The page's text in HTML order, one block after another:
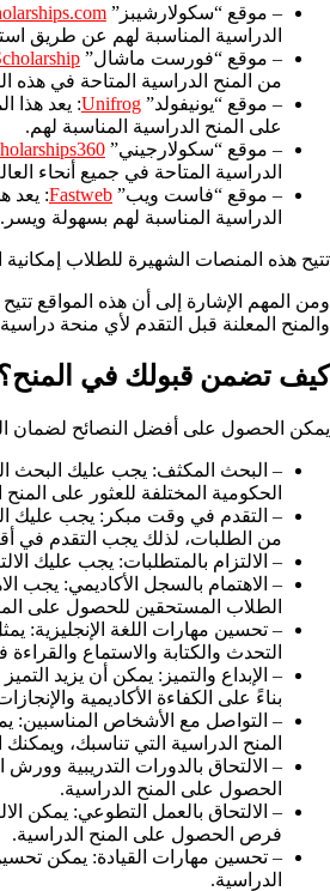
– موقع “سكولارشيبز”
الدراسية المناسبة لهم عن طريق
– موقع “فورست ماشال”
من المنح الدراسية المتاحة في هذه
– موقع “يونيفولد” Unifrog: يعد هذا
على المنح الدراسية المناسبة لهم.
– موقع “سكولارجيني”
الدراسية المتاحة في جميع أنحاء
– موقع “فاست ويب” Fastweb: يعد
الدراسية المناسبة لهم بسهولة ويسر.
تتيح هذه المنصات الشهيرة للطلاب
ومن المهم الإشارة إلى أن هذه المواقع
والمنح المعلنة قبل التقدم لأي منحة
كيف تضمن قبولك في
يمكن الحصول على أفضل النصائح لضمان
– البحث المكثف: يجب عليك البحث
الحكومية المختلفة للعثور على
– التقدم في وقت مبكر: يجب عليك
من الطلبات، لذلك يجب التقدم
– الالتزام بالمتطلبات: يجب عليك
– الاهتمام بالسجل الأكاديمي: يجب
الطلاب المستحقين للحصول على
– تحسين مهارات اللغة الإنجليزية:
التحدث والكتابة والاستماع والقراءة
– الإبداع والتميز: يمكن أن يزيد
بناءً على الكفاءة الأكاديمية
– التواصل مع الأشخاص المناسبين:
المنح الدراسية التي تناسبك،
– الالتحاق بالدورات التدريبية
الحصول على المنح الدراسية.
– الالتحاق بالعمل التطوعي: يمكن
فرص الحصول على المنح الدراسية.
– تحسين مهارات القيادة: يمكن
الدراسية.